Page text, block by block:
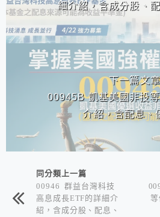
細介紹，含成分股、
下一篇文章
00945B 凱基美國非投
介紹，含配息、
同分類上一篇
00946 群益台灣科技
高息成長ETF的詳細介
紹，含成分股、配息、